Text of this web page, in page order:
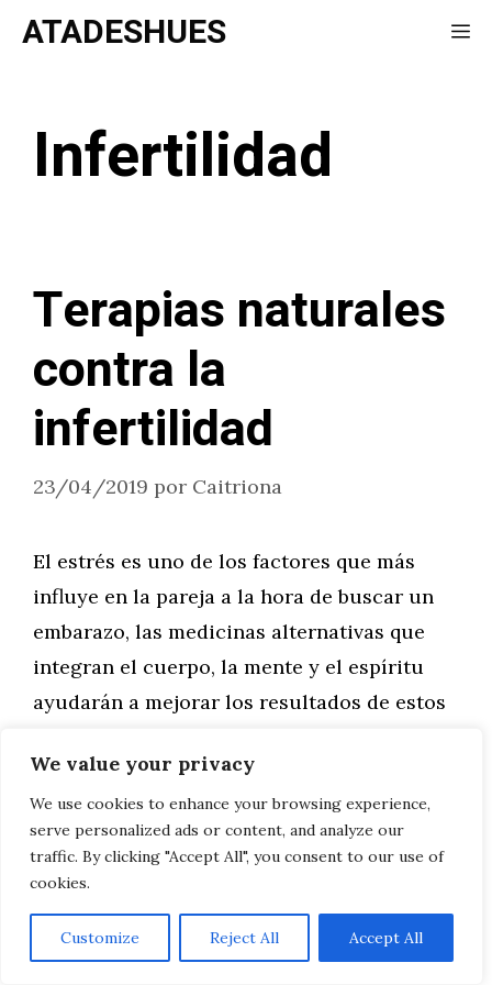
We value your privacy
We use cookies to enhance your browsing experience,
serve personalized ads or content, and analyze our
traffic. By clicking "Accept All", you consent to our use of
cookies.
Customize Reject All Accept All
Saltar
ATADESHUES
Infertilidad
Terapias naturales
contra la
infertilidad
23/04/2019 por Caitriona
El estrés es uno de los factores que más
influye en la pareja a la hora de buscar un
embarazo, las medicinas alternativas que
integran el cuerpo, la mente y el espíritu
ayudarán a mejorar los resultados de estos
Leer más
AVISO LEGAL, POLITICA DE PRIVACIDAD, COOKIES